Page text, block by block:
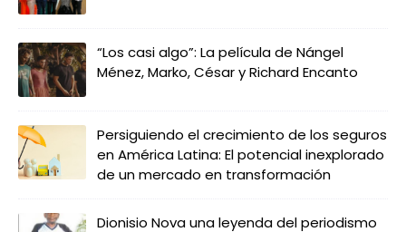
“Los casi algo”: La película de Nángel
Ménez, Marko, César y Richard Encanto
Persiguiendo el crecimiento de los seguros
en América Latina: El potencial inexplorado
de un mercado en transformación
Dionisio Nova una leyenda del periodismo